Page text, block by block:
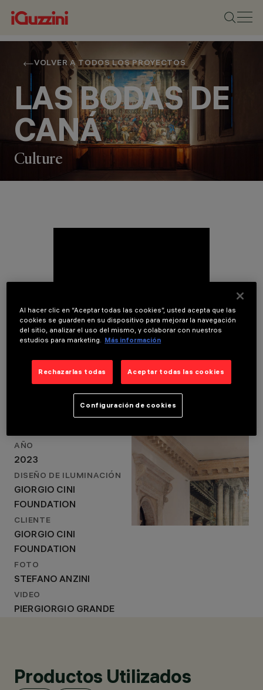
VOLVER A TODOS LOS PROYECTOS
LAS BODAS DE
CANÁ
Culture
GIORGIO CINI
FOUNDATION
Detalles del proyecto
AÑO
2023
DISEÑO DE ILUMINACIÓN
GIORGIO CINI
FOUNDATION
CLIENTE
GIORGIO CINI
FOUNDATION
FOTO
STEFANO ANZINI
VIDEO
PIERGIORGIO GRANDE
Productos Utilizados
Al hacer clic en “Aceptar todas las cookies”, usted acepta que las
cookies se guarden en su dispositivo para mejorar la navegación
del sitio, analizar el uso del mismo, y colaborar con nuestros
estudios para marketing. Más información
Rechazarlas todas Aceptar todas las cookies
Configuración de cookies